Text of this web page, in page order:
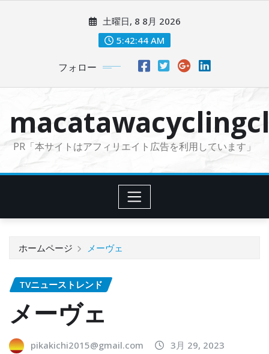
に
土曜日, 8 8月 2026
5:42:45 AM
フォロー
PR「本サイトはアフィリエイト広告を利用しています」
ホームページ メーヴェ
TVニューストレンド
メーヴェ
pikakichi2015@gmail.com
3月 29, 2023